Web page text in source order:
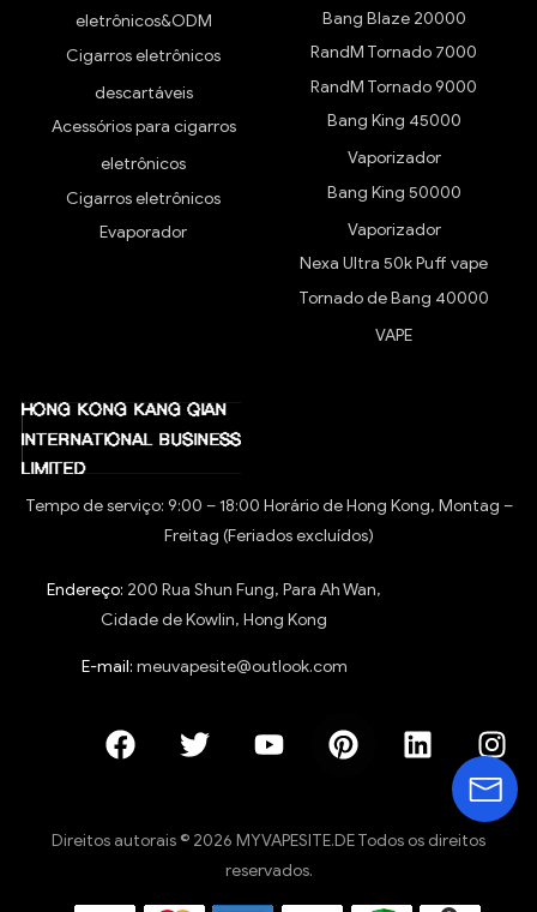
eletrônicos&ODM
Cigarros eletrônicos
descartáveis
Acessórios para cigarros
eletrônicos
Cigarros eletrônicos
Evaporador
Bang Blaze 20000
RandM Tornado 7000
RandM Tornado 9000
Bang King 45000
Vaporizador
Bang King 50000
Vaporizador
Nexa Ultra 50k Puff vape
Tornado de Bang 40000
VAPE
Tempo de serviço: 9:00 – 18:00 Horário de Hong Kong, Montag –
Freitag (Feriados excluídos)
Endereço: 200 Rua Shun Fung, Para Ah Wan,
Cidade de Kowlin, Hong Kong
E-mail: meuvapesite@outlook.com
Direitos autorais © 2026 MYVAPESITE.DE Todos os direitos
reservados.